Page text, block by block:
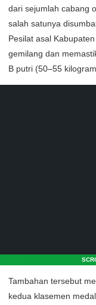
dari sejumlah cabang
salah satunya
Pesilat asal
gemilang dan
B putri (50–55
Tambahan tersebut
kedua klasemen